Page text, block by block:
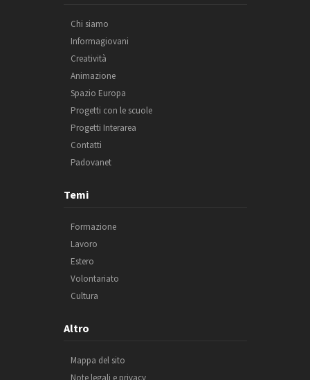
Chi siamo
Informagiovani
Creatività
Animazione
Spazio Europa
Progetti con le scuole
Progetti Interarea
Contatti
Padovanet
Temi
Formazione
Lavoro
Estero
Volontariato
Cultura
Altro
Mappa del sito